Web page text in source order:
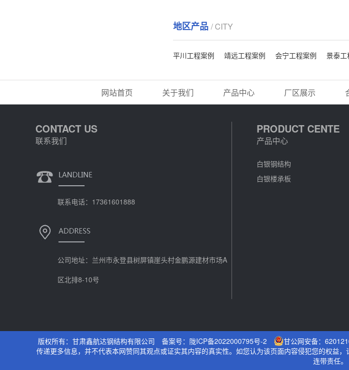
地区产品 / CITY
平川工程案例 靖远工程案例 会宁工程案例 景泰工
网站首页 关于我们 产品中心 厂区展示
CONTACT US
联系我们
联系电话：17361601888
公司地址：兰州市永登县树屏镇崖头村金鹏源建材市场A
区北排8-10号
PRODUCT CENTE
产品中心
白银钢结构
白银楼承板
版权所有：甘肃鑫航达钢结构有限公司 备案号： 陇ICP备2022000795号-2 甘公网安备：
传递更多信息，并不代表本网赞同其观点或证实其内容的真实性。如您认为该页面内容侵犯您的权益
连带责任。